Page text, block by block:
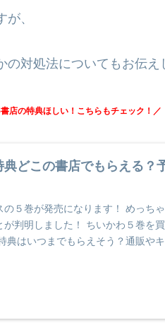
、
対処法についてもお伝え
店の特典ほしい！こちらもチェック！／
典どこの書店でもらえる？
の５巻が発売になります！ めっち
が判明しました！ ちいかわ５巻を
典はいつまでもらえそう？通販や